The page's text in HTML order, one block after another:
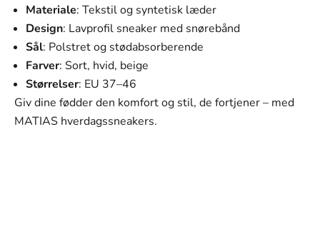
Materiale: Tekstil og syntetisk læder
Design: Lavprofil sneaker med snørebånd
Sål: Polstret og stødabsorberende
Farver: Sort, hvid, beige
Størrelser: EU 37–46
Giv dine fødder den komfort og stil, de fortjener – med
MATIAS hverdagssneakers.SVANEN MODE